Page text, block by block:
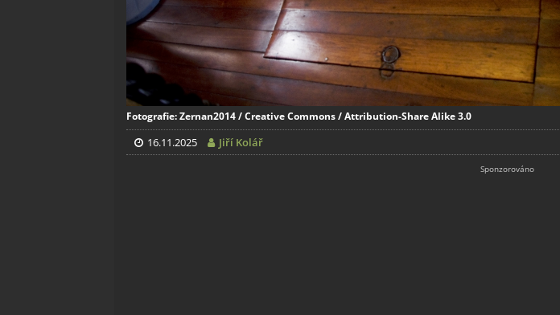
Fotografie: Zernan2014 / Creative Commons / Attribution-Share Alike 3.0
16.11.2025 Jiří Kolář